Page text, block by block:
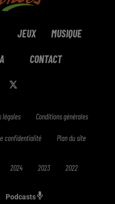
Podcasts
JEUX MUSIQUE
CONTACT
légales Conditions générales
confidentialité Plan du site
2024 2023 2022